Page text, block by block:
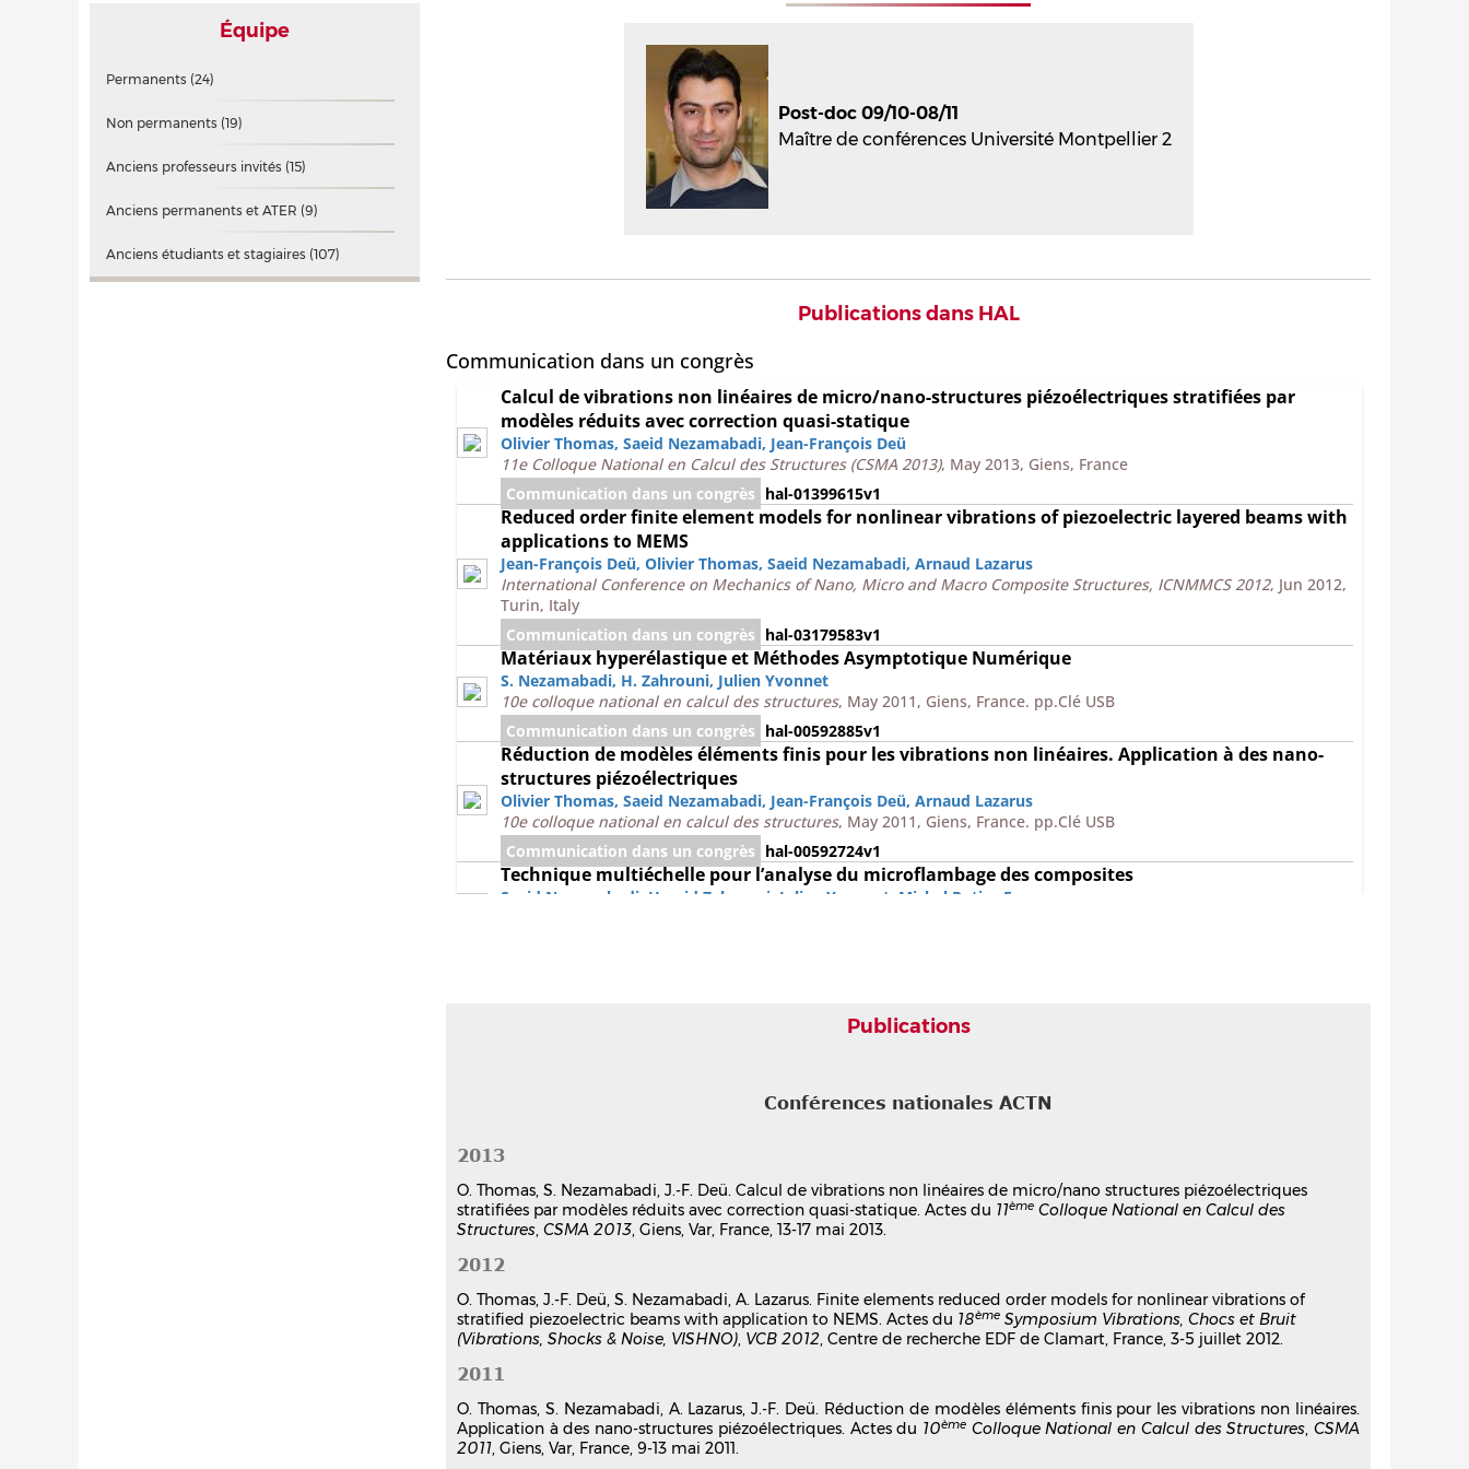
Post-doc 09/10-08/11
Maître de conférences Université Montpellier 2
Publications dans HAL
Communication dans un congrès
Calcul de vibrations non linéaires de micro/nano-structures piézoélectriques stratifiées par
modèles réduits avec correction quasi-statique
Olivier Thomas, Saeid Nezamabadi, Jean-François Deü
11e Colloque National en Calcul des Structures (CSMA 2013), May 2013, Giens, France
Communication dans un congrès hal-01399615v1
Reduced order finite element models for nonlinear vibrations of piezoelectric layered beams with
applications to MEMS
Jean-François Deü, Olivier Thomas, Saeid Nezamabadi, Arnaud Lazarus
International Conference on Mechanics of Nano, Micro and Macro Composite Structures, ICNMMCS 2012, Jun 2012,
Turin, Italy
Communication dans un congrès hal-03179583v1
Matériaux hyperélastique et Méthodes Asymptotique Numérique
S. Nezamabadi, H. Zahrouni, Julien Yvonnet
10e colloque national en calcul des structures, May 2011, Giens, France. pp.Clé USB
Communication dans un congrès hal-00592885v1
Réduction de modèles éléments finis pour les vibrations non linéaires. Application à des nano-
structures piézoélectriques
Olivier Thomas, Saeid Nezamabadi, Jean-François Deü, Arnaud Lazarus
10e colloque national en calcul des structures, May 2011, Giens, France. pp.Clé USB
Communication dans un congrès hal-00592724v1
Technique multiéchelle pour l’analyse du microflambage des composites
Saeid Nezamabadi Hamid Zahrouni Julien Yvonnet Michel Potier-Ferry
Publications
Conférences nationales ACTN
2013
O. Thomas, S. Nezamabadi, J.-F. Deü. Calcul de vibrations non linéaires de micro/nano structures piézoélectriques
stratifiées par modèles réduits avec correction quasi-statique. Actes du 11ème Colloque National en Calcul des
Structures, CSMA 2013, Giens, Var, France, 13-17 mai 2013.
2012
O. Thomas, J.-F. Deü, S. Nezamabadi, A. Lazarus. Finite elements reduced order models for nonlinear vibrations of
stratified piezoelectric beams with application to NEMS. Actes du 18ème Symposium Vibrations, Chocs et Bruit
(Vibrations, Shocks & Noise, VISHNO), VCB 2012, Centre de recherche EDF de Clamart, France, 3-5 juillet 2012.
2011
O. Thomas, S. Nezamabadi, A. Lazarus, J.-F. Deü. Réduction de modèles éléments finis pour les vibrations non linéaires.
Application à des nano-structures piézoélectriques. Actes du 10ème Colloque National en Calcul des Structures,CSMA
2011, Giens, Var, France, 9-13 mai 2011.
Équipe
Permanents (24)
Non permanents (19)
Anciens professeurs invités (15)
Anciens permanents et ATER (9)
Anciens étudiants et stagiaires (107)